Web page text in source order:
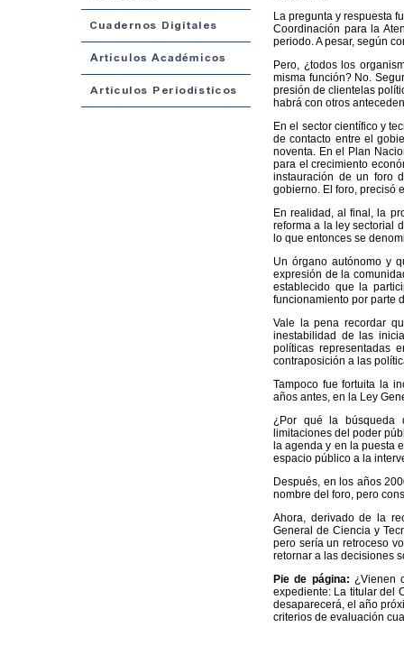
La pregunta y respuesta
Coordinación para la
periodo. A pesar, según
Pero, ¿todos los
misma función? No.
presión de clientelas
habrá con otros
En el sector científico y
de contacto entre el
noventa. En el Plan
para el crecimiento
instauración de un foro
gobierno. El foro, precisó
En realidad, al final, la
reforma a la ley sectorial
lo que entonces se
Un órgano autónomo y
expresión de la
establecido que la
funcionamiento por parte
Vale la pena recordar
inestabilidad de las
políticas representadas
contraposición a las
Tampoco fue fortuita la
años antes, en la Ley
¿Por qué la búsqueda
limitaciones del poder
la agenda y en la puesta
espacio público a la
Después, en los años
nombre del foro, pero
Ahora, derivado de la
General de Ciencia y
pero sería un retroceso
retornar a las decisiones
Pie de página: ¿Vienen
expediente: La titular del
desaparecerá, el año
criterios de evaluación